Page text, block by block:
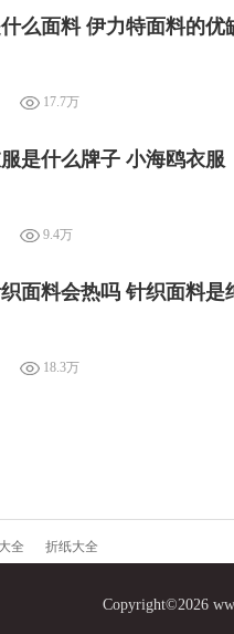
么面料 伊力特面料的优
17.7万
是什么牌子 小海鸥衣服
9.4万
面料会热吗 针织面料是
18.3万
全 折纸大全
Copyright©2026